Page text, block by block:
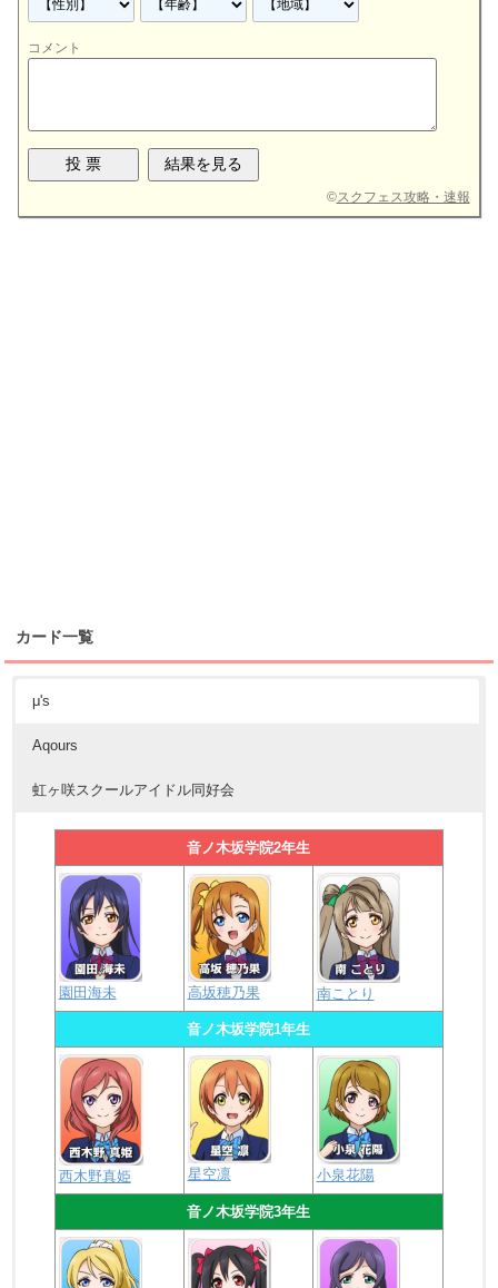
コメント
©スクフェス攻略・速報
カード一覧
μ's
Aqours
虹ヶ咲スクールアイドル同好会
音ノ木坂学院2年生
園田海未 高坂穂乃果 南ことり
音ノ木坂学院1年生
西木野真姫 星空凛 小泉花陽
音ノ木坂学院3年生